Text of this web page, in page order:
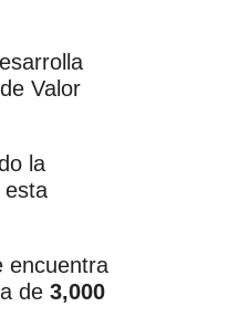
Valor
la
esta
encuentra
de 3,000